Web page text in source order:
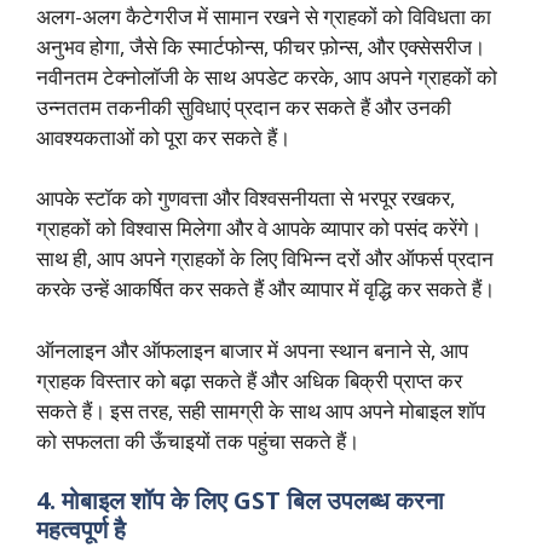
अलग-अलग कैटेगरीज में सामान रखने से ग्राहकों को विविधता का
अनुभव होगा, जैसे कि स्मार्टफोन्स, फीचर फ़ोन्स, और एक्सेसरीज।
नवीनतम टेक्नोलॉजी के साथ अपडेट करके, आप अपने ग्राहकों को
उन्नततम तकनीकी सुविधाएं प्रदान कर सकते हैं और उनकी
आवश्यकताओं को पूरा कर सकते हैं।
आपके स्टॉक को गुणवत्ता और विश्वसनीयता से भरपूर रखकर,
ग्राहकों को विश्वास मिलेगा और वे आपके व्यापार को पसंद करेंगे।
साथ ही, आप अपने ग्राहकों के लिए विभिन्न दरों और ऑफर्स प्रदान
करके उन्हें आकर्षित कर सकते हैं और व्यापार में वृद्धि कर सकते हैं।
ऑनलाइन और ऑफलाइन बाजार में अपना स्थान बनाने से, आप
ग्राहक विस्तार को बढ़ा सकते हैं और अधिक बिक्री प्राप्त कर
सकते हैं। इस तरह, सही सामग्री के साथ आप अपने मोबाइल शॉप
को सफलता की ऊँचाइयों तक पहुंचा सकते हैं।
4. मोबाइल शॉप के लिए GST बिल उपलब्ध करना
महत्वपूर्ण है